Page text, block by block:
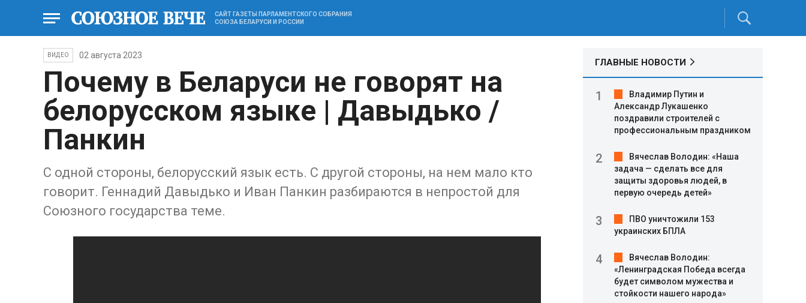
САЙТ ГАЗЕТЫ ПАРЛАМЕНТСКОГО СОБРАНИЯ
СОЮЗА БЕЛАРУСИ И РОССИИ
ВИДЕО 02 августа 2023
Почему в Беларуси не говорят на
белорусском языке | Давыдько /
Панкин
С одной стороны, белорусский язык есть. С другой стороны, на нем мало кто
говорит. Геннадий Давыдько и Иван Панкин разбираются в непростой для
Союзного государства теме.
ГЛАВНЫЕ НОВОСТИ
Владимир Путин и
Александр Лукашенко
поздравили строителей с
профессиональным праздником
Вячеслав Володин: «Наша
задача — сделать все для
защиты здоровья людей, в
первую очередь детей»
ПВО уничтожили 153
украинских БПЛА
Вячеслав Володин:
«Ленинградская Победа всегда
будет символом мужества и
стойкости нашего народа»